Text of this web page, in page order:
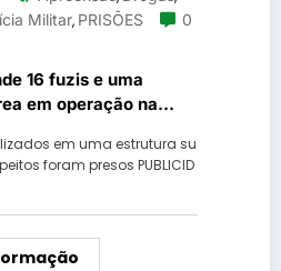
Militar, PRISÕES
0
16 fuzis e uma
em operação na
em uma estrutura su
foram presos PUBLICID